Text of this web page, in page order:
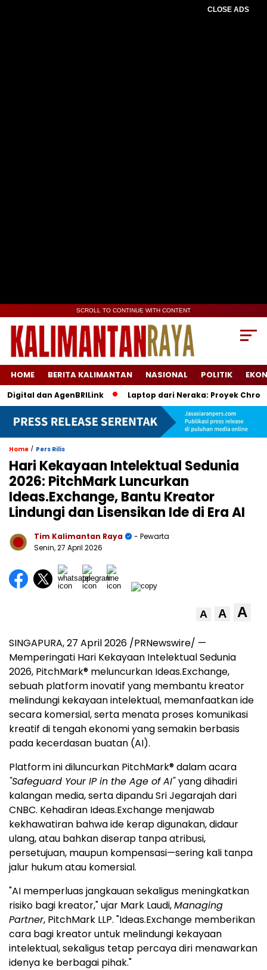
CLOSE ADS
SCROLL TO CONTINUE WITH CONTENT
HOME BERITA KALIMANTAN NASIONAL POLITIK
dan AgenBRILink Laptop dari Neraka: Proyek
Home / Pers Rilis
Hari Kekayaan Intelektual Sedunia
2026: PitchMark Luncurkan
Ideas.Exchange, Bantu Kreator
Lindungi dan Lisensikan Ide di Era AI
Tim Kalimantan Raya
- Pewarta
Senin, 27 April 2026
A A A
SINGAPURA, 27 April 2026 /PRNewswire/ —
Memperingati Hari Kekayaan Intelektual Sedunia
2026, PitchMark® meluncurkan Ideas.Exchange,
sebuah platform inovatif yang membantu kreator
melindungi kekayaan intelektual, memanfaatkan ide
secara komersial, serta menata proses komunikasi
kreatif di tengah ekonomi yang semakin berbasis
pada kecerdasan buatan (AI).
Platform ini diluncurkan PitchMark® dalam acara
"Safeguard Your IP in the Age of AI"yang dihadiri
kalangan media, serta dipandu Sri Jegarajah dari
CNBC. Kehadiran Ideas.Exchange menjawab
kekhawatiran bahwa ide kerap digunakan, didaur
ulang, atau bahkan diserap tanpa atribusi,
persetujuan, maupun kompensasi—sering kali tanpa
jalur hukum atau komersial.
"AI memperluas jangkauan sekaligus meningkatkan
risiko bagi kreator," ujar Mark Laudi,Managing
Partner, PitchMark LLP. "Ideas.Exchange memberikan
cara bagi kreator untuk melindungi kekayaan
intelektual, sekaligus tetap percaya diri menawarkan
idenya ke berbagai pihak."